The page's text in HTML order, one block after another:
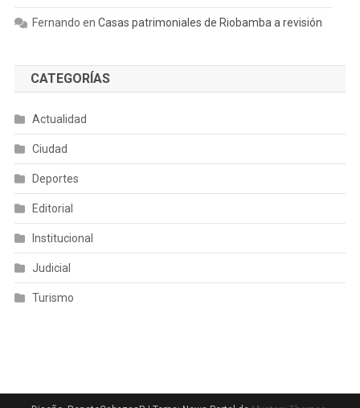
Fernando en Casas patrimoniales de Riobamba a revisión
CATEGORÍAS
Actualidad
Ciudad
Deportes
Editorial
Institucional
Judicial
Turismo